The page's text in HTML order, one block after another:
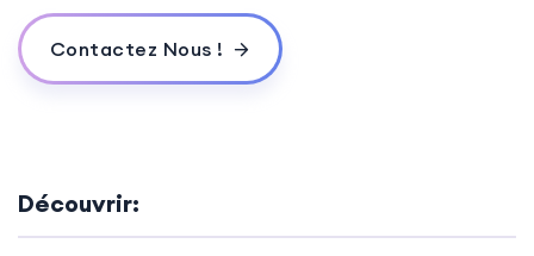
Contactez Nous !
Découvrir: